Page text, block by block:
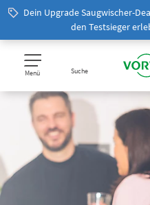
Dein Upgrade Saugwischer-
den Testsieger
Menü Suche